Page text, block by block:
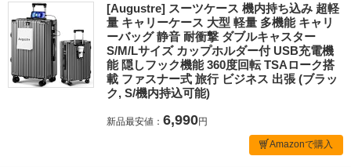
[Augustre] スーツケース 機内持ち込み 超軽
量 キャリーケース 大型 軽量 多機能 キャリ
ーバッグ 静音 耐衝撃 ダブルキャスター
S/M/Lサイズ カップホルダー付 USB充電機
能 隠しフック機能 360度回転 TSAローク搭
載 ファスナー式 旅行 ビジネス 出張 (ブラッ
ク, S/機内持込可能)
新品最安値： 6,990円
Amazonで購入